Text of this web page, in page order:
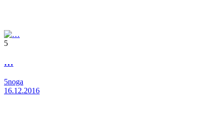
5
…
5noga
16.12.2016